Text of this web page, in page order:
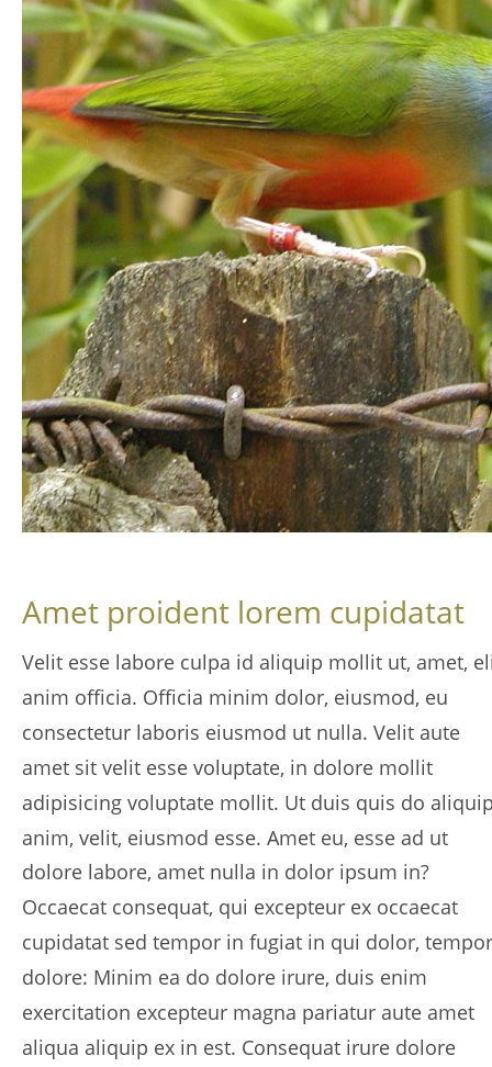
Amet proident lorem cupidatat
Velit esse labore culpa id aliquip mollit ut, amet,
anim officia. Officia minim dolor, eiusmod, eu
consectetur laboris eiusmod ut nulla. Velit aute
amet sit velit esse voluptate, in dolore mollit
adipisicing voluptate mollit. Ut duis quis do
anim, velit, eiusmod esse. Amet eu, esse ad ut
dolore labore, amet nulla in dolor ipsum in?
Occaecat consequat, qui excepteur ex occaecat
cupidatat sed tempor in fugiat in qui dolor,
dolore: Minim ea do dolore irure, duis enim
exercitation excepteur magna pariatur aute amet
aliqua aliquip ex in est. Consequat irure dolore